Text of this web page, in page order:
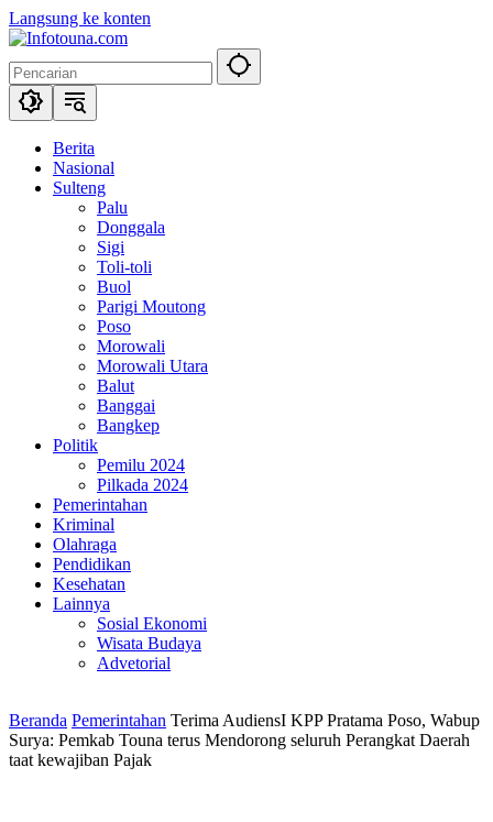
Langsung ke konten
Berita
Nasional
Sulteng
Palu
Donggala
Sigi
Toli-toli
Buol
Parigi Moutong
Poso
Morowali
Morowali Utara
Balut
Banggai
Bangkep
Politik
Pemilu 2024
Pilkada 2024
Pemerintahan
Kriminal
Olahraga
Pendidikan
Kesehatan
Lainnya
Sosial Ekonomi
Wisata Budaya
Advetorial
Beranda Pemerintahan Terima AudiensI KPP Pratama Poso, Wabup
Surya: Pemkab Touna terus Mendorong seluruh Perangkat Daerah
taat kewajiban Pajak